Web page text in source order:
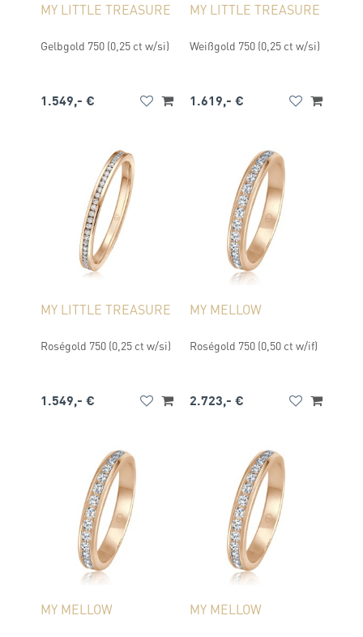
MY LITTLE TREASURE
Gelbgold 750 (0,25 ct w/si)
1.549,- €
MY LITTLE TREASURE
Weißgold 750 (0,25 ct w/si)
1.619,- €
MY LITTLE TREASURE
Roségold 750 (0,25 ct w/si)
1.549,- €
MY MELLOW
Roségold 750 (0,50 ct w/if)
2.723,- €
MY MELLOW MY MELLOW